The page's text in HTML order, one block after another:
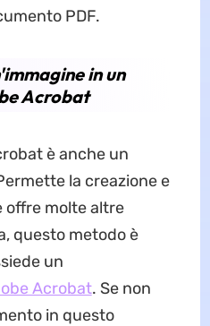
PDF.
in un
Acrobat
è anche un
la creazione e
offre molte altre
questo metodo è
un
Acrobat. Se non
in questo